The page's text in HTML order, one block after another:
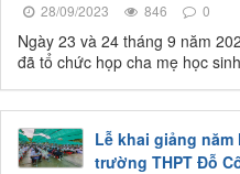
28/09/2023 846 0
Ngày 23 và 24 tháng 9 năm
đã tổ chức họp cha mẹ học
Lễ khai giảng năm
trường THPT Đỗ